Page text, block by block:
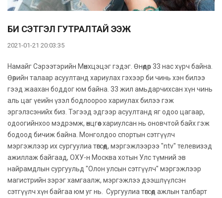
БИ СЭТГЭЛ ГУТРАЛТАЙ ЭЭЖ
2021-01-21 20:03:35
Намайг Сэрээтэрийн Мөнхцэцэг гэдэг. Өнөөдөр 33 нас хүрч байна.
Өөрийн талаар асуултанд хариулах гэхээр би чинь хэн билээ
гээд жаахан боддог юм байна. 33 жил амьдарчихсан хүн чинь
аль цаг үеийн үзэл бодлоороо хариулах билээ гэж
эргэлзсэнийх биз. Тэгээд эдгээр асуултанд яг одоо цагаар,
одоогийнхоо мэдрэмж, өнцгөөс хариулсан нь оновчтой байх гэж
бодоод бичиж байна. Монголдоо спортын сэтгүүлч
мэргэжлээр их сургуулиа төгсөөд, мэргэжлээрээ "ntv" телевизэд
ажиллаж байгаад, ОХУ-н Москва хотын Улс түмний эв
найрамдлын сургуульд "Олон улсын сэтгүүлч" мэргэжлээр
магистрийн зэрэг хамгаалж, мэргэжлээ дээшлүүлсэн
сэтгүүлч хүн байгаа юм уг нь. Сургуулиа төгсөөд ажлын талбарт